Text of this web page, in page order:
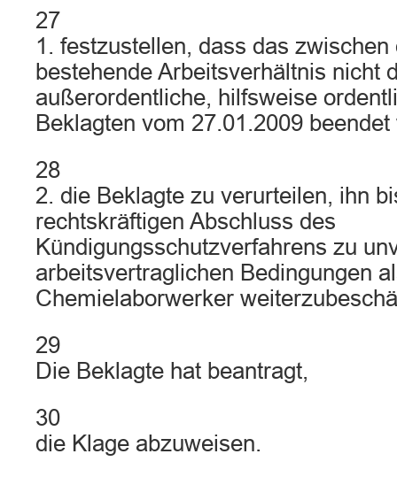
27
1. festzustellen, dass das zwischen
bestehende Arbeitsverhältnis nicht
außerordentliche, hilfsweise
Beklagten vom 27.01.2009
28
2. die Beklagte zu verurteilen, ihn
rechtskräftigen Abschluss des
Kündigungsschutzverfahrens zu
arbeitsvertraglichen Bedingungen
Chemielaborwerker
29
Die Beklagte hat beantragt,
30
die Klage abzuweisen.